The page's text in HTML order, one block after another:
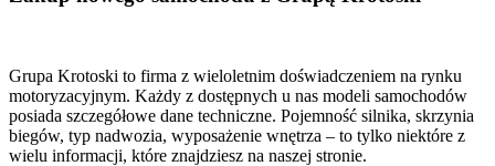
Grupa Krotoski to firma z wieloletnim doświadczeniem na rynku
motoryzacyjnym. Każdy z dostępnych u nas modeli samochodów
posiada szczegółowe dane techniczne. Pojemność silnika, skrzynia
biegów, typ nadwozia, wyposażenie wnętrza – to tylko niektóre z
wielu informacji, które znajdziesz na naszej stronie.